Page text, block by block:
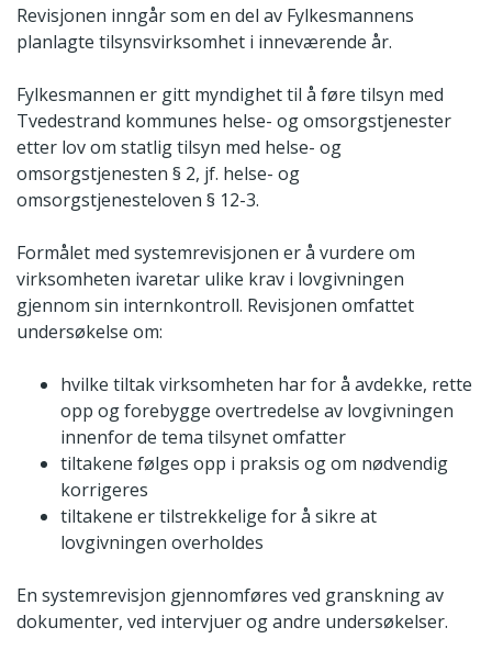
Revisjonen inngår som en del av Fylkesmannens
planlagte tilsynsvirksomhet i inneværende år.
Fylkesmannen er gitt myndighet til å føre tilsyn med
Tvedestrand kommunes helse- og omsorgstjenester
etter lov om statlig tilsyn med helse- og
omsorgstjenesten § 2, jf. helse- og
omsorgstjenesteloven § 12-3.
Formålet med systemrevisjonen er å vurdere om
virksomheten ivaretar ulike krav i lovgivningen
gjennom sin internkontroll. Revisjonen omfattet
undersøkelse om:
hvilke tiltak virksomheten har for å avdekke, rette
opp og forebygge overtredelse av lovgivningen
innenfor de tema tilsynet omfatter
tiltakene følges opp i praksis og om nødvendig
korrigeres
tiltakene er tilstrekkelige for å sikre at
lovgivningen overholdes
En systemrevisjon gjennomføres ved granskning av
dokumenter, ved intervjuer og andre undersøkelser.